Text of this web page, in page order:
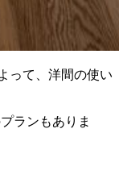
って、洋間の使い
ランもありま